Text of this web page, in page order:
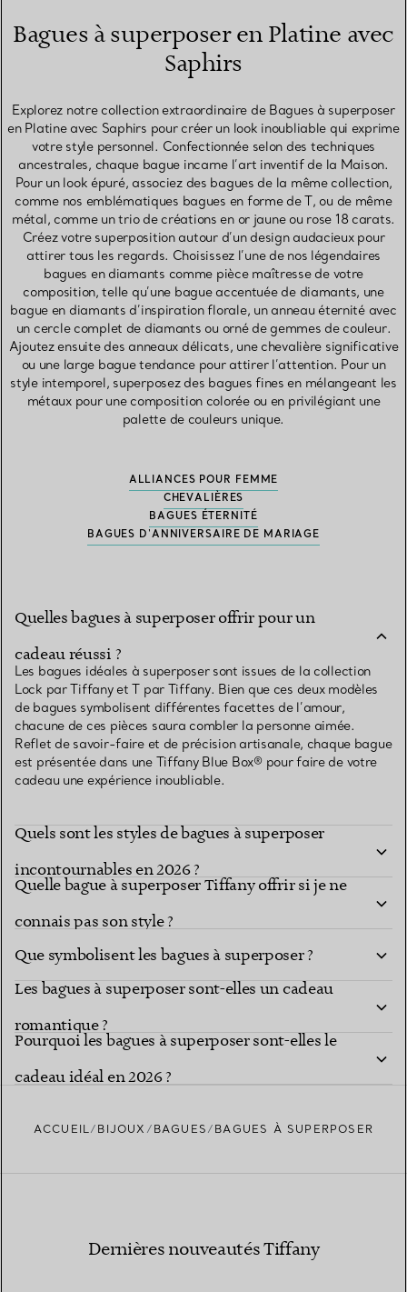
Bagues à superposer en Platine avec
Saphirs
Explorez notre collection extraordinaire de Bagues à superposer
en Platine avec Saphirs pour créer un look inoubliable qui exprime
votre style personnel. Confectionnée selon des techniques
ancestrales, chaque bague incarne l’art inventif de la Maison.
Pour un look épuré, associez des bagues de la même collection,
comme nos emblématiques bagues en forme de T, ou de même
métal, comme un trio de créations en or jaune ou rose 18 carats.
Créez votre superposition autour d’un design audacieux pour
attirer tous les regards. Choisissez l’une de nos légendaires
bagues en diamants comme pièce maîtresse de votre
composition, telle qu’une bague accentuée de diamants, une
bague en diamants d’inspiration florale, un anneau éternité avec
un cercle complet de diamants ou orné de gemmes de couleur.
Ajoutez ensuite des anneaux délicats, une chevalière significative
ou une large bague tendance pour attirer l’attention. Pour un
style intemporel, superposez des bagues fines en mélangeant les
métaux pour une composition colorée ou en privilégiant une
palette de couleurs unique.
ALLIANCES POUR FEMME
CHEVALIÈRES
BAGUES ÉTERNITÉ
BAGUES D'ANNIVERSAIRE DE MARIAGE
Quelles bagues à superposer offrir pour un
cadeau réussi ?
Les bagues idéales à superposer sont issues de la collection
Lock par Tiffany et T par Tiffany. Bien que ces deux modèles
de bagues symbolisent différentes facettes de l’amour,
chacune de ces pièces saura combler la personne aimée.
Reflet de savoir-faire et de précision artisanale, chaque bague
est présentée dans une Tiffany Blue Box® pour faire de votre
cadeau une expérience inoubliable.
Quels sont les styles de bagues à superposer
incontournables en 2026 ?
Quelle bague à superposer Tiffany offrir si je ne
connais pas son style ?
Que symbolisent les bagues à superposer ?
Les bagues à superposer sont-elles un cadeau
romantique ?
Pourquoi les bagues à superposer sont-elles le
cadeau idéal en 2026 ?
ACCUEIL BIJOUX BAGUES BAGUES À SUPERPOSER
Dernières nouveautés Tiffany